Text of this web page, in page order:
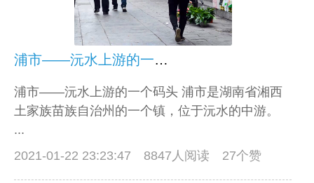
浦市——沅水上游的一个码头
浦市——沅水上游的一个码头 浦市是湖南省湘西
土家族苗族自治州的一个镇，位于沅水的中游。
...
2021-01-22 23:23:47
8847人阅读 27个赞